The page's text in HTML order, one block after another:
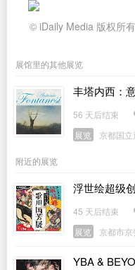
© iDaily Media 版权所
展馆里的其他展览
丰塔内西：
56 天后结束
展览
京都国
附近的展览
浮世绘超级
45 天后结束
展览
京都市
YBA &